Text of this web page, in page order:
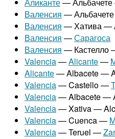
Аликанте—
Валенсия —
Валенсия — Хатива —
Валенсия —Сарагоса
Валенсия — Кастелло
Valencia—Alicante—
Alicante— Albacete —
Valencia— Castello —
Valencia— Albacete —
Valencia— Xativa —
Valencia— Cuenca —
Valencia— Teruel —